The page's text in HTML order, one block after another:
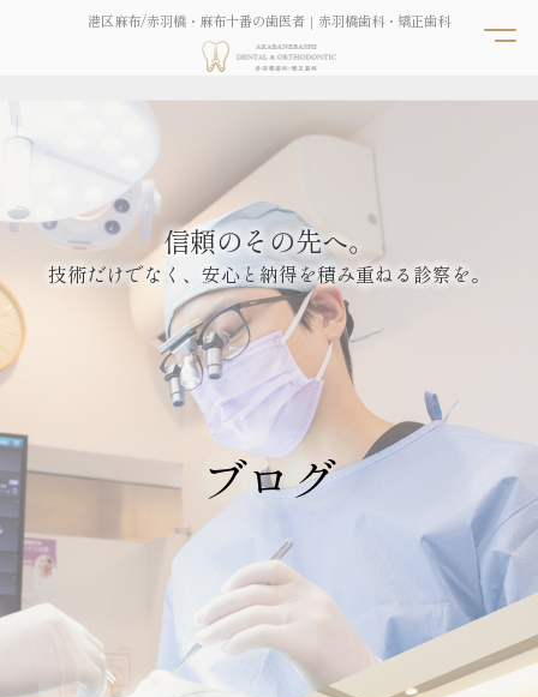
港区麻布/赤羽橋・麻布十番の歯医者｜赤羽橋歯科・矯正歯科
ブログ
信頼のその先へ。
技術だけでなく、安心と納得を積み重ねる診察を。